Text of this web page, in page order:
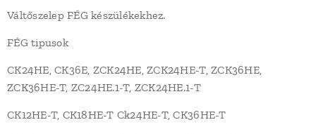
Váltőszelep FÉG készülékekhez.
FÉG tipusok
CK24HE, CK36E, ZCK24HE, ZCK24HE-T, ZCK36HE,
ZCK36HE-T, ZC24HE.1-T, ZCK24HE.1-T
CK12HE-T, CK18HE-T Ck24HE-T, CK36HE-T